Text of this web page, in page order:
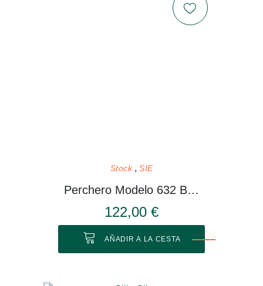
Stock SIE
Perchero Modelo 632 Blanco
122,00 €
AÑADIR A LA CESTA